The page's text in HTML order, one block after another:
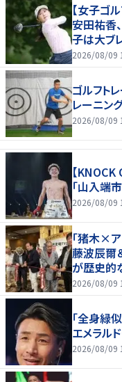
【女子ゴ
安田祐香
子は大ブ
2026/08/09
ゴルフト
レーニング
2026/08/09
【
「山入端
2026/08/09
「猪木×ア
藤波辰爾
が歴史的
ラザホテ
2026/08/09
「全身緑
エメラル
2026/08/09